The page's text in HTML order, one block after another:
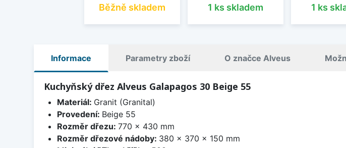
Běžně skladem 1 ks skladem 1 ks
Informace Parametry zboží O značce Alveus
Kuchyňský dřez Alveus Galapagos 30 Beige 55
Materiál: Granit (Granital)
Provedení: Beige 55
Rozměr dřezu: 770 x 430 mm
Rozměr dřezové nádoby: 380 x 370 x 150 mm